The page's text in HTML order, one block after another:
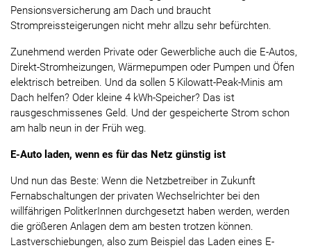
Pensionsversicherung am Dach und braucht
Strompreissteigerungen nicht mehr allzu sehr befürchten.
Zunehmend werden Private oder Gewerbliche auch die E-Autos,
Direkt-Stromheizungen, Wärmepumpen oder Pumpen und Öfen
elektrisch betreiben. Und da sollen 5 Kilowatt-Peak-Minis am
Dach helfen? Oder kleine 4 kWh-Speicher? Das ist
rausgeschmissenes Geld. Und der gespeicherte Strom schon
am halb neun in der Früh weg.
E-Auto laden, wenn es für das Netz günstig ist
Und nun das Beste: Wenn die Netzbetreiber in Zukunft
Fernabschaltungen der privaten Wechselrichter bei den
willfährigen PolitkerInnen durchgesetzt haben werden, werden
die größeren Anlagen dem am besten trotzen können.
Lastverschiebungen, also zum Beispiel das Laden eines E-